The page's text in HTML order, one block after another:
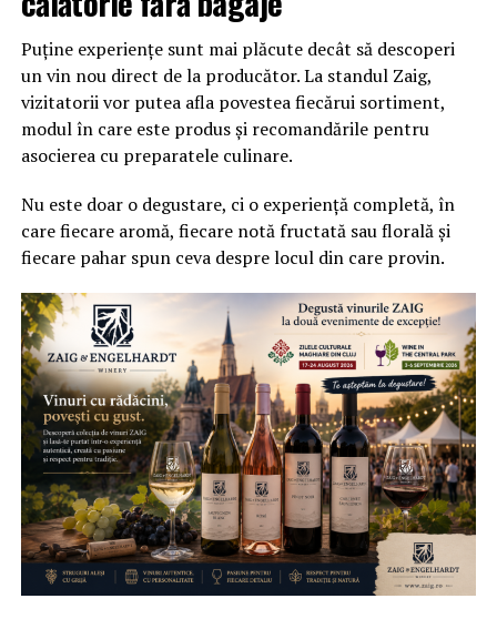
Puține experiențe sunt mai plăcute decât să descoperi
un vin nou direct de la producător. La standul Zaig,
vizitatorii vor putea afla povestea fiecărui sortiment,
modul în care este produs și recomandările pentru
asocierea cu preparatele culinare.
Nu este doar o degustare, ci o experiență completă, în
care fiecare aromă, fiecare notă fructată sau florală și
fiecare pahar spun ceva despre locul din care provin.